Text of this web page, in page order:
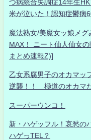
つ病統合失調症14年生
米が泣いた！認知症鬱病
魔法熟女/美魔女ッ娘メ
MAX！ ニート仙人仙女
まとめ速報Z)]
乙女系腐男子のオカマ
逆襲！！ 極道のオカマ
スーパーウンコ！
新・ハゲッフル！哀愁の
ハゲっTEL？